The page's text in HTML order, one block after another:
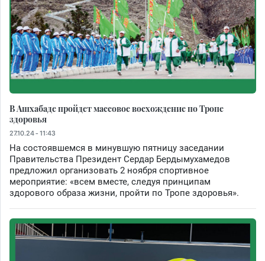
В Ашхабаде пройдет массовое восхождение по Тропе
здоровья
27.10.24 - 11:43
На состоявшемся в минувшую пятницу заседании
Правительства Президент Сердар Бердымухамедов
предложил организовать 2 ноября спортивное
мероприятие: «всем вместе, следуя принципам
здорового образа жизни, пройти по Тропе здоровья».